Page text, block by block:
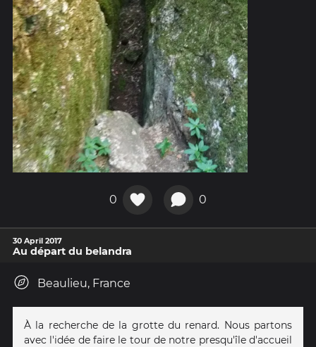
0 0
30 April 2017
Au départ du belandra
Beaulieu, France
À la recherche de la grotte du renard. Nous partons
avec l'idée de faire le tour de notre presqu'île d'accueil